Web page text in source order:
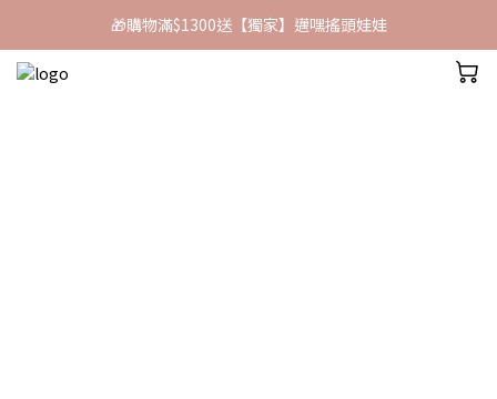
🎁購物滿$1300送【獨家】邁嘿搖頭娃娃
🎁購物滿$1300送【獨家】邁嘿搖頭娃娃